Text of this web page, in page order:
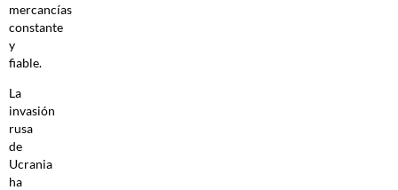
mercancías
constante
y
fiable.
La
invasión
rusa
de
Ucrania
ha